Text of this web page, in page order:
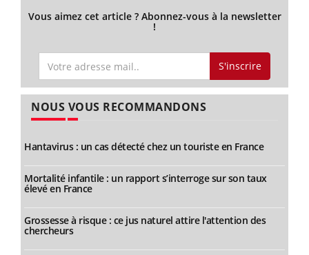
Vous aimez cet article ? Abonnez-vous à la newsletter
!
S'inscrire
NOUS VOUS RECOMMANDONS
Hantavirus : un cas détecté chez un touriste en France
Mortalité infantile : un rapport s’interroge sur son taux
élevé en France
Grossesse à risque : ce jus naturel attire l'attention des
chercheurs